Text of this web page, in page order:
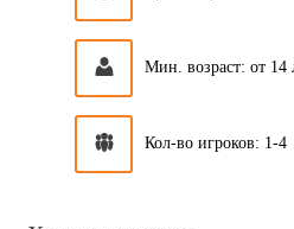
Мин. возраст: от 14
Кол-во игроков: 1-4